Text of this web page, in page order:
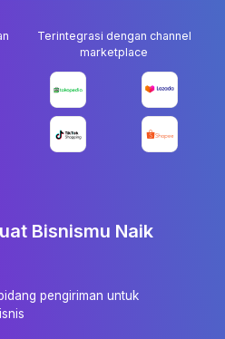
Terintegrasi dengan channel
marketplace
Bisnismu Naik
pengiriman untuk